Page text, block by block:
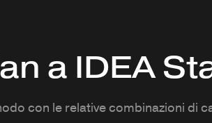
a IDEA
con le relative combinazioni di